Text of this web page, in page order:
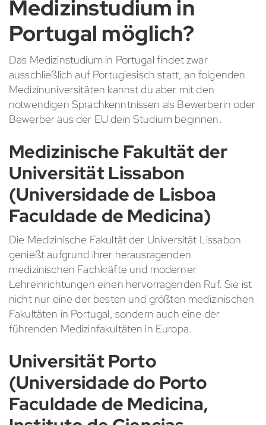
Medizinstudium in
Portugal möglich?
Das Medizinstudium in Portugal findet zwar
ausschließlich auf Portugiesisch statt, an folgenden
Medizinuniversitäten kannst du aber mit den
notwendigen Sprachkenntnissen als Bewerberin oder
Bewerber aus der EU dein Studium beginnen.
Medizinische Fakultät der
Universität Lissabon
(Universidade de Lisboa
Faculdade de Medicina)
Die Medizinische Fakultät der Universität Lissabon
genießt aufgrund ihrer herausragenden
medizinischen Fachkräfte und moderner
Lehreinrichtungen einen hervorragenden Ruf. Sie ist
nicht nur eine der besten und größten medizinischen
Fakultäten in Portugal, sondern auch eine der
führenden Medizinfakultäten in Europa.
Universität Porto
(Universidade do Porto
Faculdade de Medicina,